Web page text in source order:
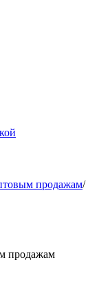
продажам/
продажам